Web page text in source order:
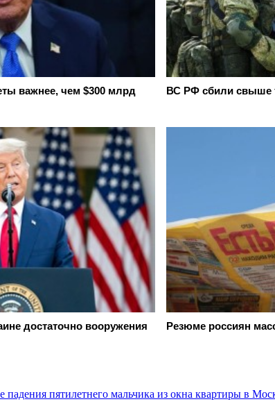
важнее, чем $300 млрд ВС РФ сбили свыше
достаточно вооружения Резюме россиян
падения пятилетнего мальчика из окна квартиры в